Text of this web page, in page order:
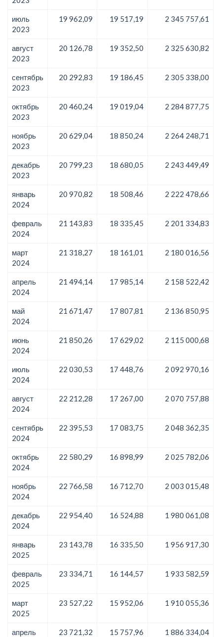
июль
2023
19 962,09 19 517,19 2 345 757,61
август
2023
20 126,78 19 352,50 2 325 630,82
сентябрь
2023
20 292,83 19 186,45 2 305 338,00
октябрь
2023
20 460,24 19 019,04 2 284 877,75
ноябрь
2023
20 629,04 18 850,24 2 264 248,71
декабрь
2023
20 799,23 18 680,05 2 243 449,49
январь
2024
20 970,82 18 508,46 2 222 478,66
февраль
2024
21 143,83 18 335,45 2 201 334,83
март
2024
21 318,27 18 161,01 2 180 016,56
апрель
2024
21 494,14 17 985,14 2 158 522,42
май
2024
21 671,47 17 807,81 2 136 850,95
июнь
2024
21 850,26 17 629,02 2 115 000,68
июль
2024
22 030,53 17 448,76 2 092 970,16
август
2024
22 212,28 17 267,00 2 070 757,88
сентябрь
2024
22 395,53 17 083,75 2 048 362,35
октябрь
2024
22 580,29 16 898,99 2 025 782,06
ноябрь
2024
22 766,58 16 712,70 2 003 015,48
декабрь
2024
22 954,40 16 524,88 1 980 061,08
январь
2025
23 143,78 16 335,50 1 956 917,30
февраль
2025
23 334,71 16 144,57 1 933 582,59
март
2025
23 527,22 15 952,06 1 910 055,36
апрель
23 721,32 15 757,96 1 886 334,04